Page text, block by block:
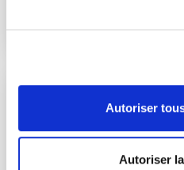
Autoriser
Autoriser
Expert Marketing
valeur ajoutée totale
c'est un secteur en